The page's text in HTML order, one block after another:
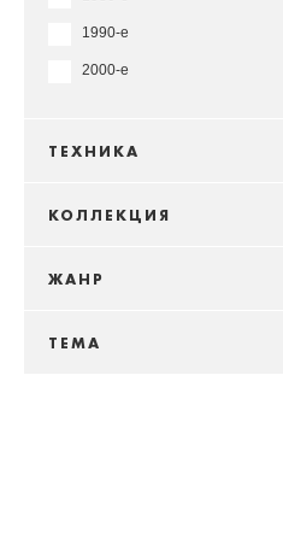
1990-е
2000-е
ТЕХНИКА
КОЛЛЕКЦИЯ
ЖАНР
ТЕМА